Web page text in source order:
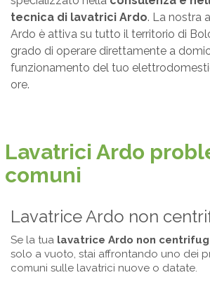
tecnica di lavatrici Ardo. La nostra
Ardo è attiva su tutto il territorio di
grado di operare direttamente a
funzionamento del tuo
ore.
Lavatrici Ardo
comuni
Lavatrice Ardo non
Se la tua lavatrice Ardo non
solo a vuoto, stai affrontando uno dei
comuni sulle lavatrici nuove o datate.